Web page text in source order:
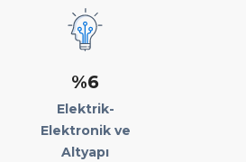
%6
Elektrik-
Elektronik ve
Altyapı